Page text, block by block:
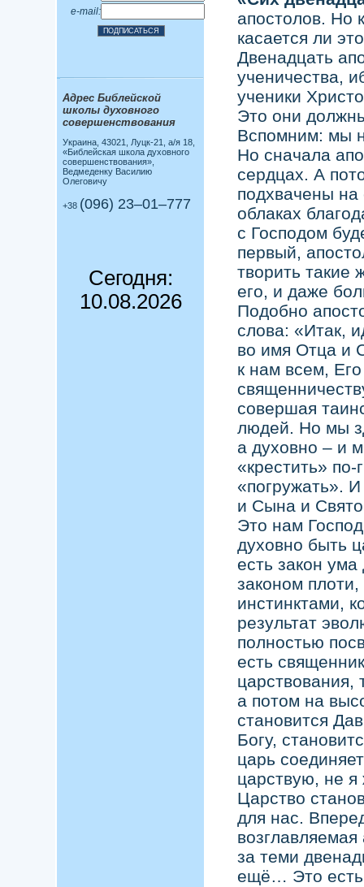
e-mail:
Адрес Библейской
школы духовного
совершенствования
Украина, 43021, Луцк-21, а/я 18,
«Библейская школа духовного
совершенствования»,
Ведмеденку Василию
Олеговичу
+38 (096) 23–01–777
Сегодня:
10.08.2026
апостолов. Но
касается ли
Двенадцать
ученичества,
ученики
Это они
Вспомним: мы
Но сначала
сердцах. А
подхвачены на
облаках
с Господом
первый,
творить такие
его, и даже
Подобно
слова: «Итак,
во имя Отца и
к нам всем,
совершая
людей. Но мы
а духовно – и
«крестить» по-
«погружать».
и Сына и
Это нам
духовно быть
есть закон
законом
инстинктами,
результат
полностью
есть
царствования,
а потом на
становится
Богу,
царь
царствую, не я
Царство
для нас.
за теми
ещё… Это есть